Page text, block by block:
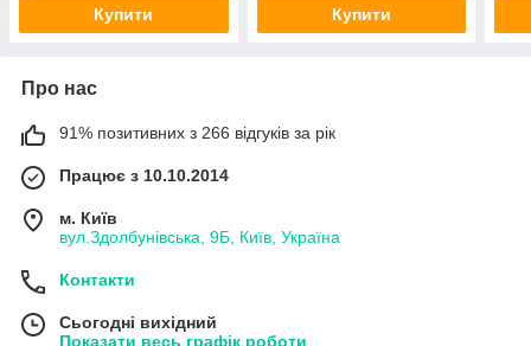
Купити Купити
Про нас
91% позитивних з 266 відгуків за рік
Працює з 10.10.2014
м. Київ
вул.Здолбунівська, 9Б, Київ, Україна
Контакти
Сьогодні вихідний
Показати весь графік роботи